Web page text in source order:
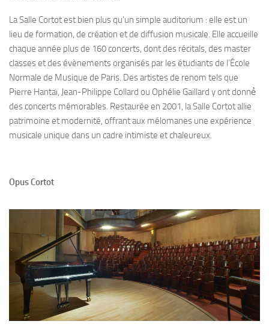
La Salle Cortot est bien plus qu’un simple auditorium : elle est un
lieu de formation, de création et de diffusion musicale. Elle accueille
chaque année plus de 160 concerts, dont des récitals, des master
classes et des évènements organisés par les étudiants de l’École
Normale de Musique de Paris. Des artistes de renom tels que
Pierre Hantaï, Jean-Philippe Collard ou Ophélie Gaillard y ont donné́
des concerts mémorables. Restaurée en 2001, la Salle Cortot allie
patrimoine et modernité, offrant aux mélomanes une expérience
musicale unique dans un cadre intimiste et chaleureux.
Opus Cortot